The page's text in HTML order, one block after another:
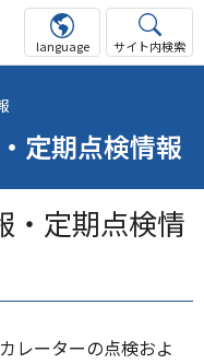
language サイト内検索
定期点検情報
・定期点検情
レーターの点検およ